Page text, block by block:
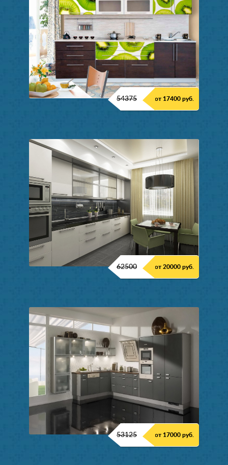
54375 от 17400 руб.
62500 от 20000 руб.
53125 от 17000 руб.